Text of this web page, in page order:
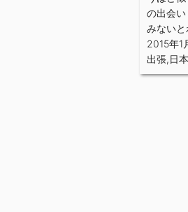
の出会
みないと
2015年1
出張,日